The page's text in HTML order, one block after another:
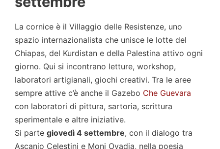
La cornice è il Villaggio delle Resistenze, uno
spazio internazionalista che unisce le lotte del
Chiapas, del Kurdistan e della Palestina attivo ogni
giorno. Qui si incontrano letture, workshop,
laboratori artigianali, giochi creativi. Tra le aree
sempre attive c’è anche il Gazebo Che Guevara
con laboratori di pittura, sartoria, scrittura
sperimentale e altre iniziative.
Si parte giovedì 4 settembre, con il dialogo tra
Ascanio Celestini e Moni Ovadia, nella poesia